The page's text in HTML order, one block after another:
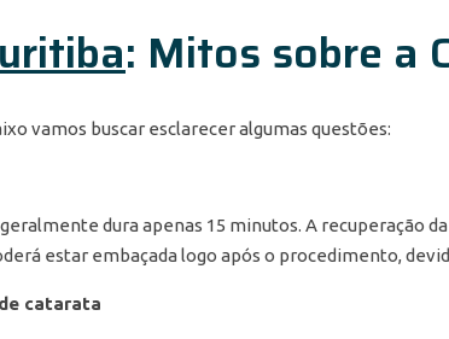
: Mitos sobre a
vamos buscar esclarecer algumas questões:
dura apenas 15 minutos. A recuperação
estar embaçada logo após o procedimento,
catarata